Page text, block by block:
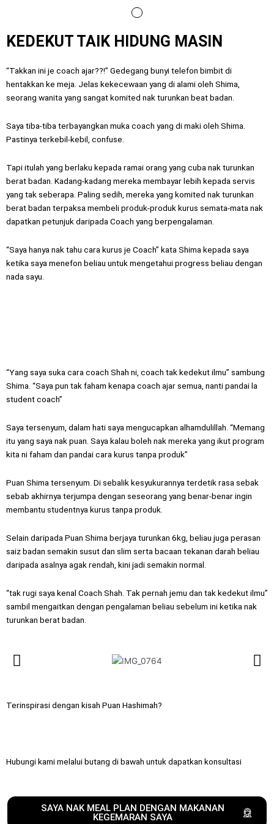
Menu
KEDEKUT TAIK HIDUNG MASIN
“Takkan ini je coach ajar??!” Gedegang bunyi telefon bimbit di
hentakkan ke meja. Jelas kekecewaan yang di alami oleh Shima,
seorang wanita yang sangat komited nak turunkan beat badan.
Saya tiba-tiba terbayangkan muka coach yang di maki oleh Shima.
Pastinya terkebil-kebil, confuse.
Tapi itulah yang berlaku kepada ramai orang yang cuba nak turunkan
berat badan. Kadang-kadang mereka membayar lebih kepada servis
yang tak seberapa. Paling sedih, mereka yang komited nak turunkan
berat badan terpaksa membeli produk-produk kurus semata-mata nak
dapatkan petunjuk daripada Coach yang berpengalaman.
“Saya hanya nak tahu cara kurus je Coach” kata Shima kepada saya
ketika saya menefon beliau untuk mengetahui progress beliau dengan
nada sayu.
“Yang saya suka cara coach Shah ni, coach tak kedekut ilmu” sambung
Shima. “Saya pun tak faham kenapa coach ajar semua, nanti pandai la
student coach”
Saya tersenyum, dalam hati saya mengucapkan alhamdulillah. “Memang
itu yang saya nak puan. Saya kalau boleh nak mereka yang ikut program
kita ni faham dan pandai cara kurus tanpa produk”
Puan Shima tersenyum. Di sebalik kesyukurannya terdetik rasa sebak
sebab akhirnya terjumpa dengan seseorang yang benar-benar ingin
membantu studentnya kurus tanpa produk.
Selain daripada Puan Shima berjaya turunkan 6kg, beliau juga perasan
saiz badan semakin susut dan slim serta bacaan tekanan darah beliau
daripada asalnya agak rendah, kini jadi semakin normal.
“tak rugi saya kenal Coach Shah. Tak pernah jemu dan tak kedekut ilmu”
sambil mengaitkan dengan pengalaman beliau sebelum ini ketika nak
turunkan berat badan.
Terinspirasi dengan kisah Puan Hashimah?
Hubungi kami melalui butang di bawah untuk dapatkan konsultasi
SAYA NAK MEAL PLAN DENGAN MAKANAN
KEGEMARAN SAYA